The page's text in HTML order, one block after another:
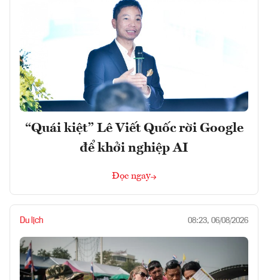
“Quái kiệt” Lê Viết Quốc rời Google
để khởi nghiệp AI
Đọc ngay
Du lịch 08:23, 06/08/2026